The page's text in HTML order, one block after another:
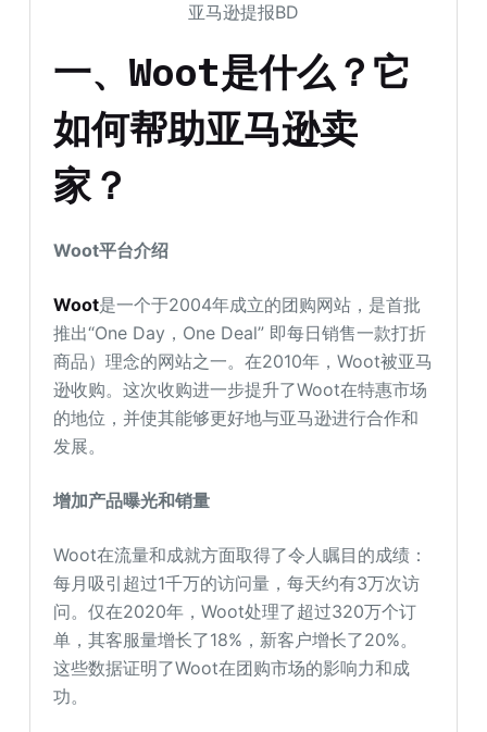
亚马逊提报BD
一、Woot是什么？它
如何帮助亚马逊卖
家？
Woot平台介绍
Woot是一个于2004年成立的团购网站，是首批
推出“One Day，One Deal” 即每日销售一款打折
商品）理念的网站之一。在2010年，Woot被亚马
逊收购。这次收购进一步提升了Woot在特惠市场
的地位，并使其能够更好地与亚马逊进行合作和
发展。
增加产品曝光和销量
Woot在流量和成就方面取得了令人瞩目的成绩：
每月吸引超过1千万的访问量，每天约有3万次访
问。仅在2020年，Woot处理了超过320万个订
单，其客服量增长了18%，新客户增长了20%。
这些数据证明了Woot在团购市场的影响力和成
功。